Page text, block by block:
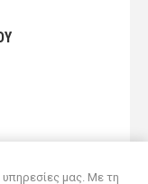
μας. Με τη